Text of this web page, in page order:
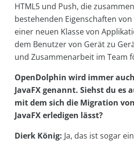
HTML5 und Push, die
bestehenden Eigenschaften
einer neuen Klasse von
dem Benutzer von Gerät zu
und Zusammenarbeit im Team
OpenDolphin wird immer
JavaFX genannt. Siehst du es
mit dem sich die Migration
JavaFX erledigen lässt?
Dierk König: Ja, das ist sogar